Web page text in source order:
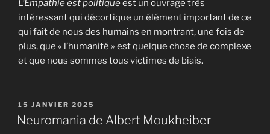
L’Empathie est politiqueest un ouvrage très
intéressant qui décortique un élément important de ce
qui fait de nous des humains en montrant, une fois de
plus, que « l’humanité » est quelque chose de complexe
et que nous sommes tous victimes de biais.
PUBLIÉ
LE
15 JANVIER 2025
Neuromania de Albert Moukheiber